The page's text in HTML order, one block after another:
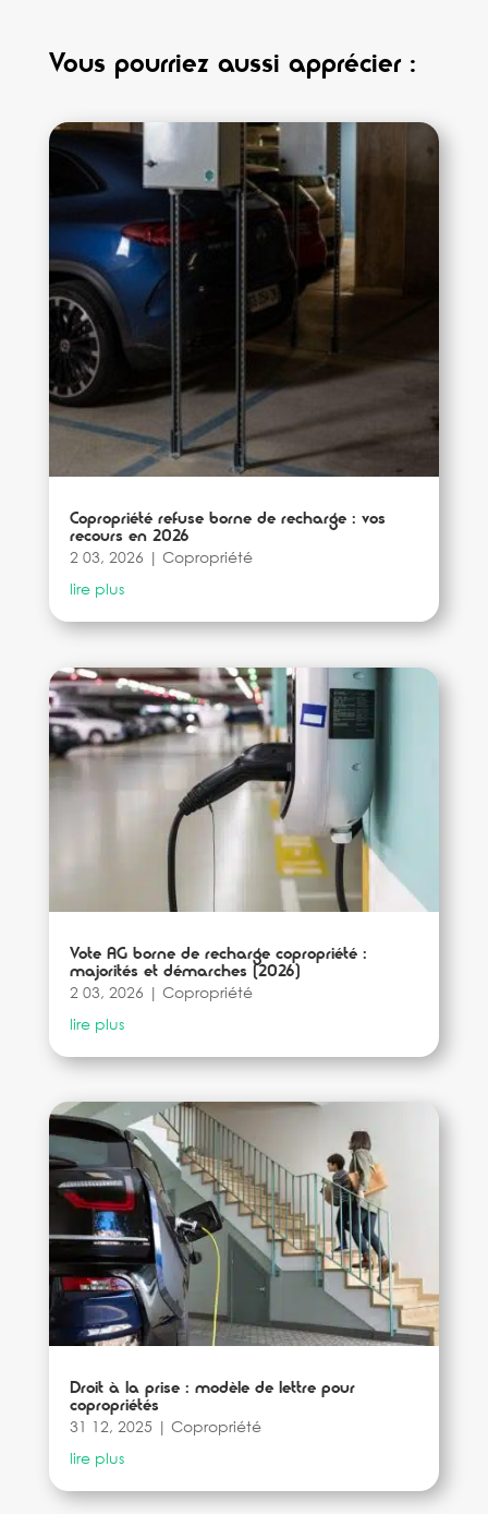
Vous pourriez aussi apprécier :
Copropriété refuse borne de recharge : vos
recours en 2026
2 03, 2026 | Copropriété
lire plus
Vote AG borne de recharge copropriété :
majorités et démarches (2026)
2 03, 2026 | Copropriété
lire plus
Droit à la prise : modèle de lettre pour
copropriétés
31 12, 2025 | Copropriété
lire plus